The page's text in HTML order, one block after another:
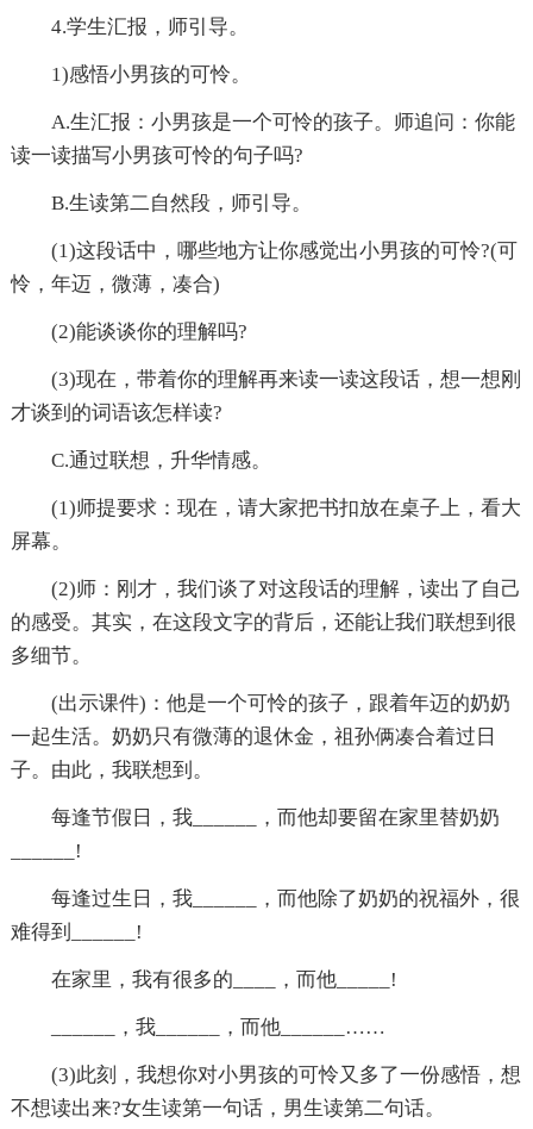
4.学生汇报，师引导。
1)感悟小男孩的可怜。
A.生汇报：小男孩是一个可怜的孩子。师追问：你能
读一读描写小男孩可怜的句子吗?
B.生读第二自然段，师引导。
(1)这段话中，哪些地方让你感觉出小男孩的可怜?(可
怜，年迈，微薄，凑合)
(2)能谈谈你的理解吗?
(3)现在，带着你的理解再来读一读这段话，想一想刚
才谈到的词语该怎样读?
C.通过联想，升华情感。
(1)师提要求：现在，请大家把书扣放在桌子上，看大
屏幕。
(2)师：刚才，我们谈了对这段话的理解，读出了自己
的感受。其实，在这段文字的背后，还能让我们联想到很
多细节。
(出示课件)：他是一个可怜的孩子，跟着年迈的奶奶
一起生活。奶奶只有微薄的退休金，祖孙俩凑合着过日
子。由此，我联想到。
每逢节假日，我______，而他却要留在家里替奶奶
______!
每逢过生日，我______，而他除了奶奶的祝福外，很
难得到______!
在家里，我有很多的____，而他_____!
______，我______，而他______……
(3)此刻，我想你对小男孩的可怜又多了一份感悟，想
不想读出来?女生读第一句话，男生读第二句话。